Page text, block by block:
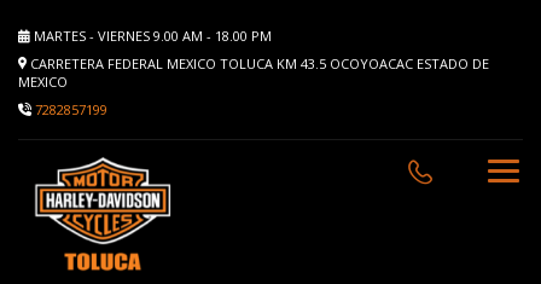
MARTES - VIERNES 9.00 AM - 18.00 PM
CARRETERA FEDERAL MEXICO TOLUCA KM 43.5 OCOYOACAC ESTADO DE
MEXICO
7282857199